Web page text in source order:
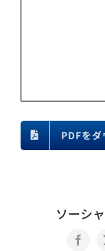
PDFを
ソーシ